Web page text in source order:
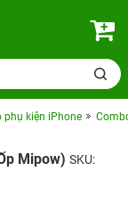
phụ kiện iPhone
Mipow) SKU: